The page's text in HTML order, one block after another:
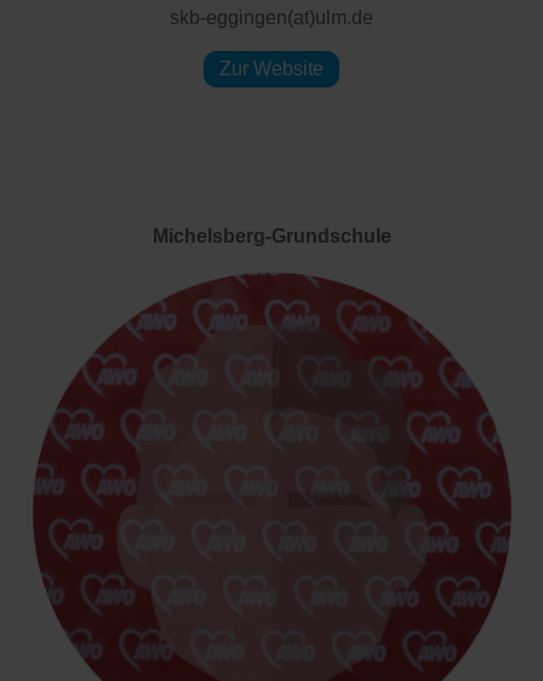
skb-eggingen(at)ulm.de
Zur Website
Michelsberg-Grundschule